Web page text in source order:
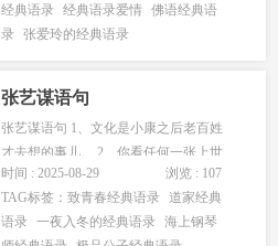
欢，阅读的本身就能给读书的人莫大的
快感。阅读的快乐只有在她那里才可以
许能...
经典语录 经典语录爱情 佛语经典语
录 张爱玲的经典语录
张艺谋语句
张艺谋语句 1、文化是小康之后老百姓
才去想的事儿。 2、你看任何一张上世
纪六七十年代的照片，都会觉得照片上
的人非常单纯，这是一种历史的印记。
现在的年轻人很难有这样的面孔。 3、
时间 : 2025-08-29
浏览 : 107
TAG标签：致青春经典语录 道家经典
语录 一夜入冬的经典语录 海上钢琴